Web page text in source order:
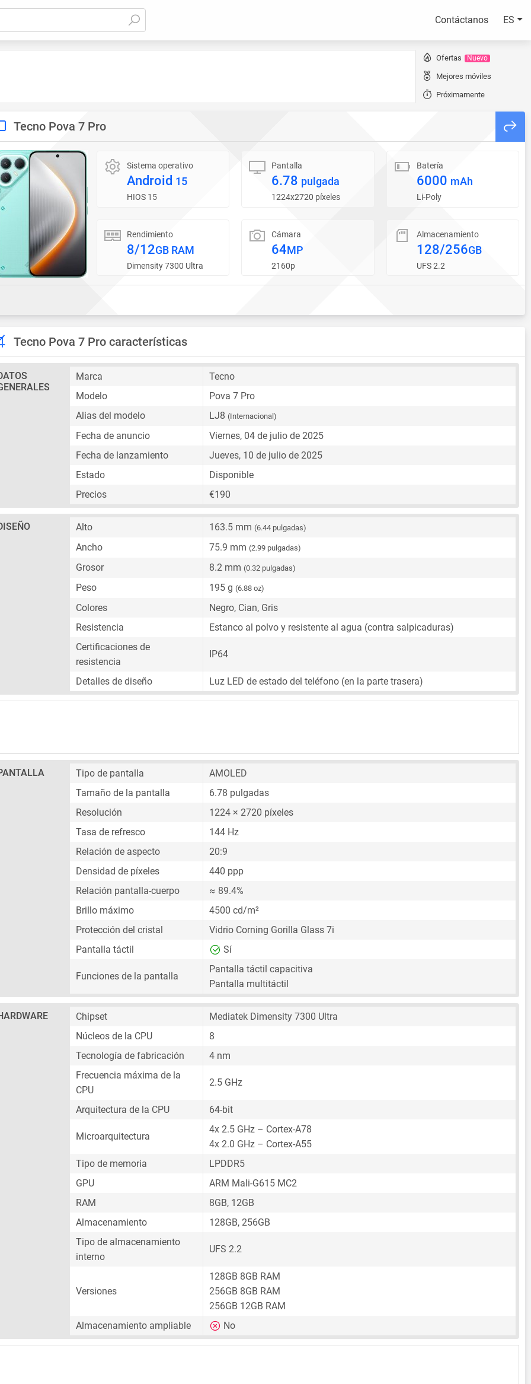
Contáctanos ES
Ofertas Nuevo
Mejores móviles
Próximamente
Tecno Pova 7 Pro
Sistema operativo
Android 15
HIOS 15
Pantalla
6.78 pulgada
1224x2720 píxeles
Batería
6000 mAh
Li-Poly
Rendimiento
8/12GB RAM
Dimensity 7300 Ultra
Cámara
64MP
2160p
Almacenamiento
128/256GB
UFS 2.2
Tecno Pova 7 Pro características
Marca
Tecno
Modelo
Pova 7 Pro
Alias del modelo
LJ8 (Internacional)
Fecha de anuncio
Viernes, 04 de julio de 2025
Fecha de lanzamiento
Jueves, 10 de julio de 2025
Estado
Disponible
Precios
€190
Alto 163.5 mm (6.44 pulgadas)
Ancho 75.9 mm (2.99 pulgadas)
Grosor 8.2 mm (0.32 pulgadas)
Peso 195 g (6.88 oz)
Colores
Negro, Cian, Gris
Resistencia
Estanco al polvo y resistente al agua (contra salpicaduras)
Certificaciones de
resistencia
IP64
Detalles de diseño Luz LED de estado del teléfono (en la parte trasera)
Tipo de pantalla
AMOLED
Tamaño de la pantalla
6.78 pulgadas
Resolución
1224 × 2720 píxeles
Tasa de refresco
144 Hz
Relación de aspecto
20:9
Densidad de píxeles
440 ppp
Relación pantalla-cuerpo
≈ 89.4%
Brillo máximo
4500 cd/m²
Protección del cristal
Vidrio Corning Gorilla Glass 7i
Pantalla táctil
Sí
Funciones de la pantalla
Pantalla táctil capacitiva
Pantalla multitáctil
Chipset
Mediatek Dimensity 7300 Ultra
Núcleos de la CPU
8
Tecnología de fabricación
4 nm
Frecuencia máxima de la
CPU
2.5 GHz
Arquitectura de la CPU 64-bit
Microarquitectura
4x 2.5 GHz – Cortex-A78
4x 2.0 GHz – Cortex-A55
Tipo de memoria
LPDDR5
GPU
ARM Mali-G615 MC2
RAM
8GB, 12GB
Almacenamiento
128GB, 256GB
Tipo de almacenamiento
interno
UFS 2.2
Versiones
128GB 8GB RAM
256GB 8GB RAM
256GB 12GB RAM
Almacenamiento ampliable
No